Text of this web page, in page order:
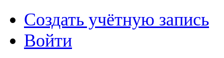
Создать учётную запись
Войти